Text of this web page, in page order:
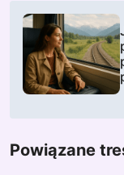
N
w
g
Powiązane